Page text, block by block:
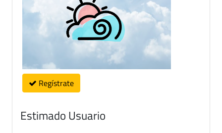
Regístrate
Estimado Usuario